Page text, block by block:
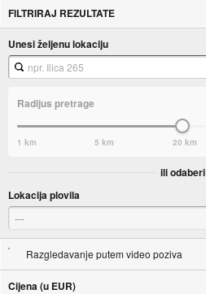
FILTRIRAJ REZULTATE
Unesi željenu lokaciju
Radijus pretrage
1 km 5 km 20 km
ili odaberi
Lokacija plovila
---
Razgledavanje putem video poziva
Cijena (u EUR)